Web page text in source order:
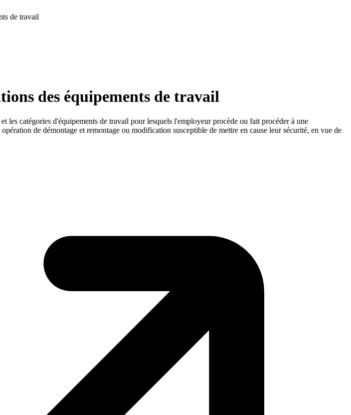
de travail
des équipements de travail
les catégories d'équipements de travail pour lesquels l'employeur procède ou fait procéder à une
de démontage et remontage ou modification susceptible de mettre en cause leur sécurité, en vue de